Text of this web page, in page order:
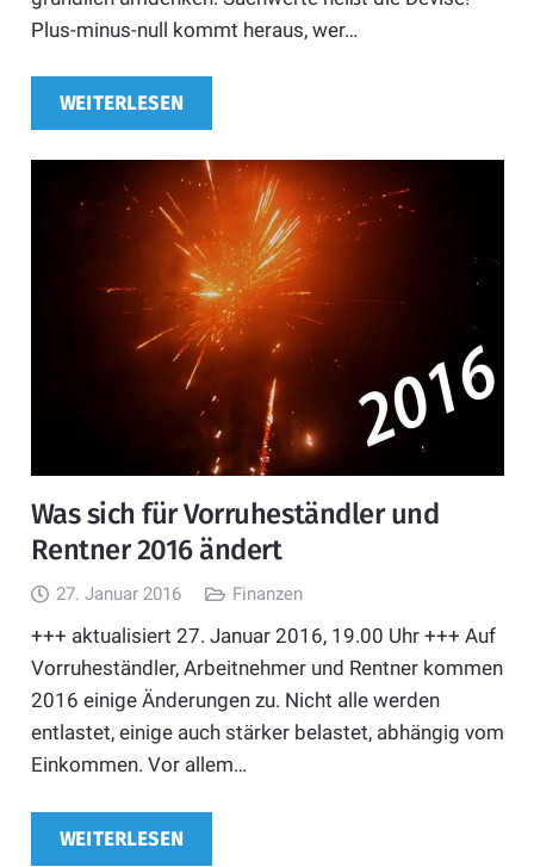
Plus-minus-null kommt heraus, wer…
WEITERLESEN
Was sich für Vorruheständler und
Rentner 2016 ändert
27. Januar 2016 Finanzen
+++ aktualisiert 27. Januar 2016, 19.00 Uhr +++ Auf
Vorruheständler, Arbeitnehmer und Rentner kommen
2016 einige Änderungen zu. Nicht alle werden
entlastet, einige auch stärker belastet, abhängig vom
Einkommen. Vor allem…
WEITERLESEN